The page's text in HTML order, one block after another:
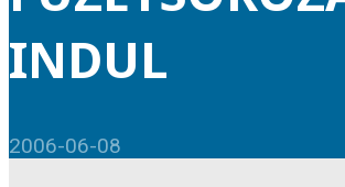
INDUL
2006-06-08